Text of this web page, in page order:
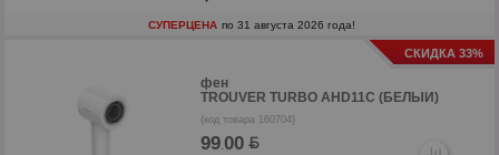
СУПЕРЦЕНА по 31 августа 2026 года!
СКИДКА 33%
фен
TROUVER TURBO AHD11C (БЕЛЫЙ)
(код товара 160704)
99.00